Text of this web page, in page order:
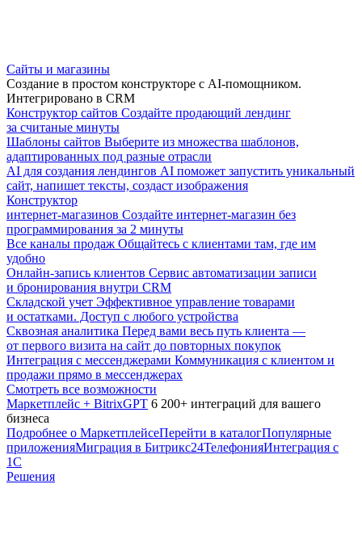
Сайты и магазины
Создание в простом конструкторе с AI-помощником.
Интегрировано в CRM
Конструктор сайтов Создайте продающий лендинг
за считаные минуты
Шаблоны сайтов Выберите из множества шаблонов,
адаптированных под разные отрасли
AI для создания лендингов AI поможет запустить уникальный
сайт, напишет тексты, создаст изображения
Конструктор
интернет-магазинов Создайте интернет-магазин без
программирования за 2 минуты
Все каналы продаж Общайтесь с клиентами там, где им
удобно
Онлайн-запись клиентов Сервис автоматизации записи
и бронирования внутри CRM
Складской учет Эффективное управление товарами
и остатками. Доступ с любого устройства
Сквозная аналитика Перед вами весь путь клиента —
от первого визита на сайт до повторных покупок
Интеграция с мессенджерами Коммуникация с клиентом и
продажи прямо в мессенджерах
Смотреть все возможности
Маркетплейс + BitrixGPT 6 200+ интеграций для вашего
бизнеса
Подробнее о МаркетплейсеПерейти в каталогПопулярные
приложенияМиграция в Битрикс24ТелефонияИнтеграция с
1С
Решения